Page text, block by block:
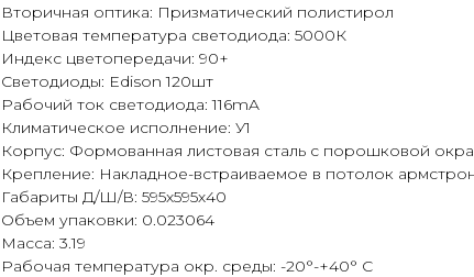
Вторичная оптика: Призматический полистирол
Цветовая температура светодиода: 5000К
Индекс цветопередачи: 90+
Светодиоды: Edison 120шт
Рабочий ток светодиода: 116mA
Климатическое исполнение: У1
Корпус: Формованная листовая сталь с порошковой
Крепление: Накладное-встраиваемое в потолок
Габариты Д/Ш/В: 595х595х40
Объем упаковки: 0.023064
Масса: 3.19
Рабочая температура окр. среды: -20°-+40° С